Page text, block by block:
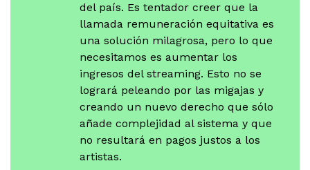
del país. Es tentador creer que la
llamada remuneración equitativa es
una solución milagrosa, pero lo que
necesitamos es aumentar los
ingresos del streaming. Esto no se
logrará peleando por las migajas y
creando un nuevo derecho que sólo
añade complejidad al sistema y que
no resultará en pagos justos a los
artistas.